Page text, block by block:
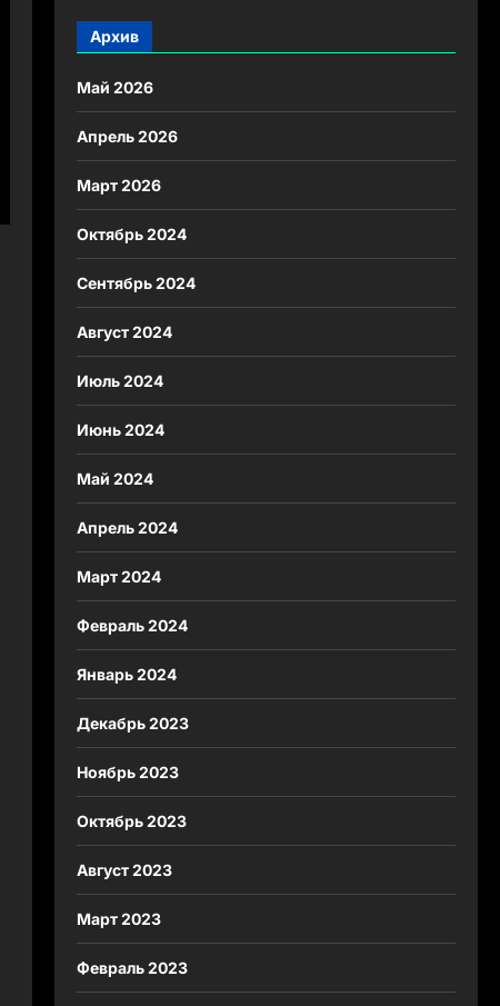
Архив
Май 2026
Апрель 2026
Март 2026
Октябрь 2024
Сентябрь 2024
Август 2024
Июль 2024
Июнь 2024
Май 2024
Апрель 2024
Март 2024
Февраль 2024
Январь 2024
Декабрь 2023
Ноябрь 2023
Октябрь 2023
Август 2023
Март 2023
Февраль 2023